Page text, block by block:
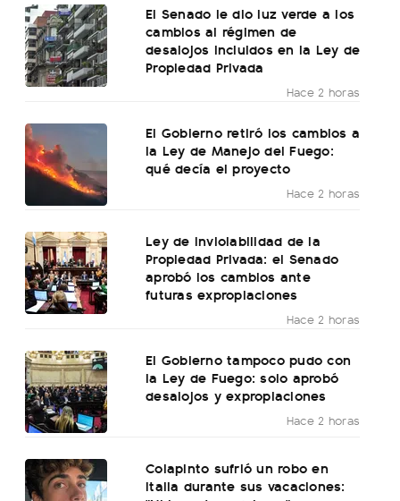
El Senado le dio luz verde a los
cambios al régimen de
desalojos incluidos en la Ley de
Propiedad Privada
Hace 2 horas
El Gobierno retiró los cambios a
la Ley de Manejo del Fuego:
qué decía el proyecto
Hace 2 horas
Ley de Inviolabilidad de la
Propiedad Privada: el Senado
aprobó los cambios ante
futuras expropiaciones
Hace 2 horas
El Gobierno tampoco pudo con
la Ley de Fuego: solo aprobó
desalojos y expropiaciones
Hace 2 horas
Colapinto sufrió un robo en
Italia durante sus vacaciones: